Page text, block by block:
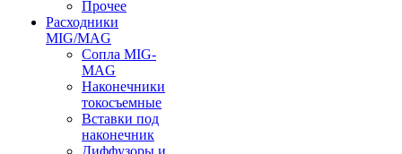
Прочее
Расходники
MIG/MAG
Сопла MIG-
MAG
Наконечники
токосъемные
Вставки под
наконечник
Диффузоры и